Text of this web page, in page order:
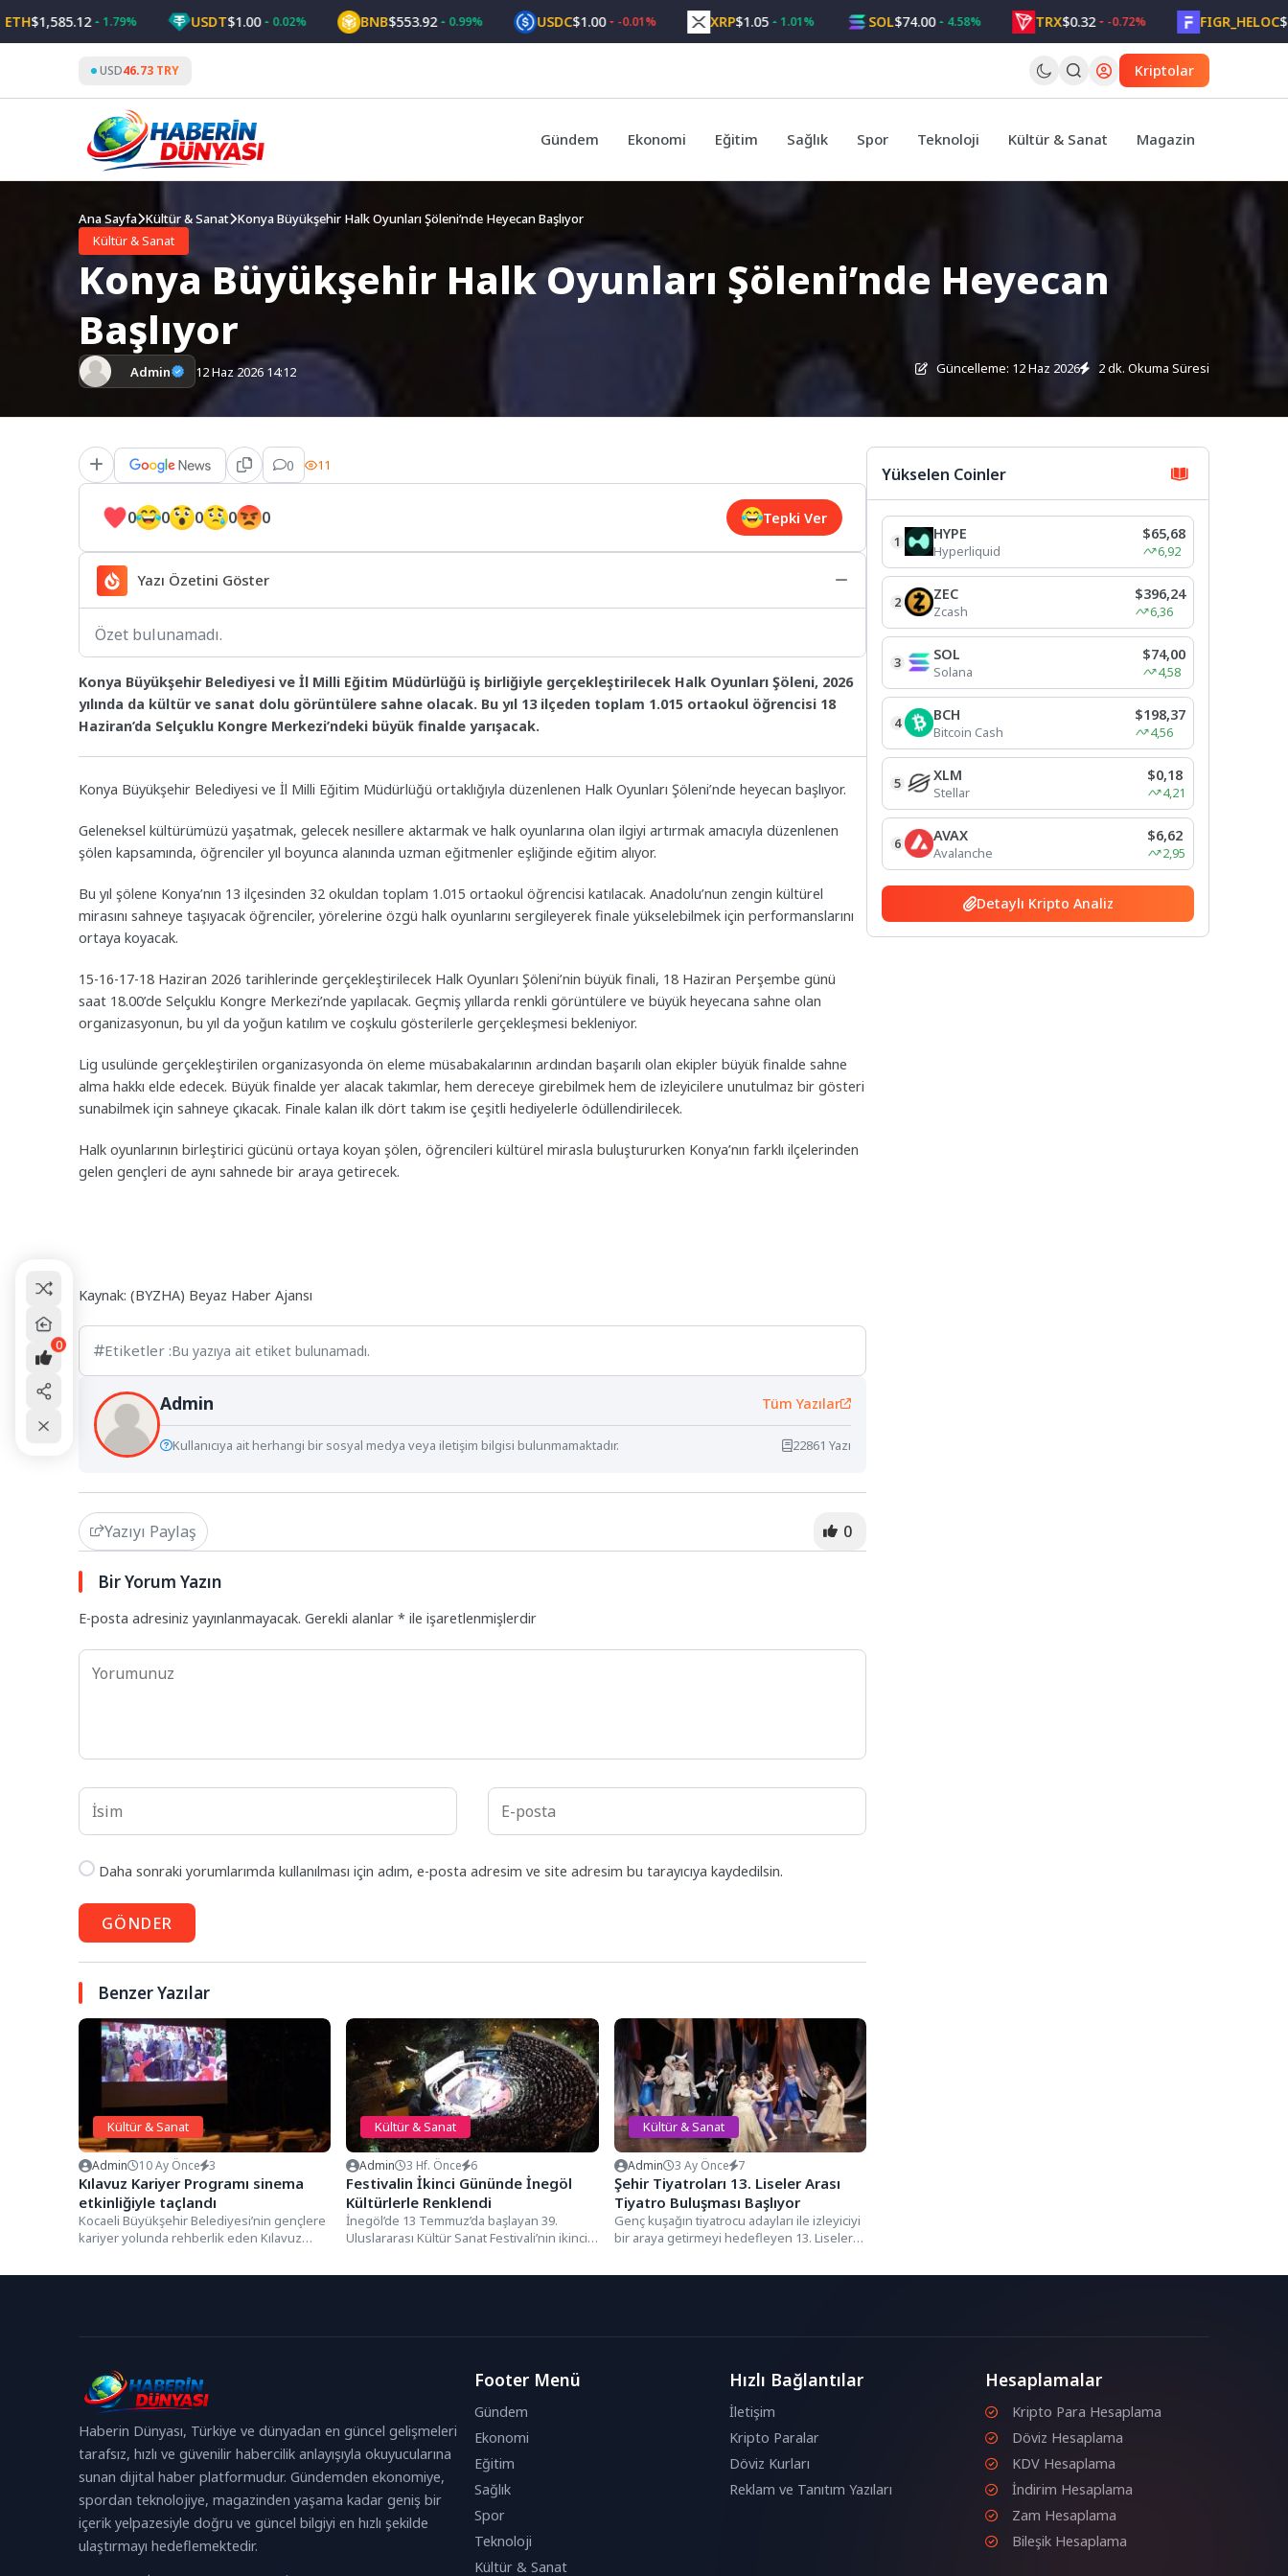
to
1.79% USDT$1.00 0.02% BNB$553.92 0.99% USDC$1.00 -0.01% XRP$1.05 1.01% SOL$74.00 4.58% TRX$0.32 -0.72% FIGR_HELOC$1.05
USD46.73 TRY Kriptolar
Gündem Ekonomi Eğitim Sağlık Spor Teknoloji Kültür & Sanat Magazin
Ana Sayfa Kültür & Sanat Konya Büyükşehir Halk Oyunları Şöleni’nde Heyecan Başlıyor
Kültür & Sanat
Konya Büyükşehir Halk Oyunları Şöleni’nde Heyecan
Başlıyor
Admin 12 Haz 2026 14:12 Güncelleme: 12 Haz 2026 2 dk. Okuma Süresi
0 11
0 0 0 0 0 Tepki Ver
Yazı Özetini Göster
Özet bulunamadı.
Konya Büyükşehir Belediyesi ve İl Milli Eğitim Müdürlüğü iş birliğiyle gerçekleştirilecek Halk Oyunları Şöleni, 2026
yılında da kültür ve sanat dolu görüntülere sahne olacak. Bu yıl 13 ilçeden toplam 1.015 ortaokul öğrencisi 18
Haziran’da Selçuklu Kongre Merkezi’ndeki büyük finalde yarışacak.
Konya Büyükşehir Belediyesi ve İl Milli Eğitim Müdürlüğü ortaklığıyla düzenlenen Halk Oyunları Şöleni’nde heyecan başlıyor.
Geleneksel kültürümüzü yaşatmak, gelecek nesillere aktarmak ve halk oyunlarına olan ilgiyi artırmak amacıyla düzenlenen
şölen kapsamında, öğrenciler yıl boyunca alanında uzman eğitmenler eşliğinde eğitim alıyor.
Bu yıl şölene Konya’nın 13 ilçesinden 32 okuldan toplam 1.015 ortaokul öğrencisi katılacak. Anadolu’nun zengin kültürel
mirasını sahneye taşıyacak öğrenciler, yörelerine özgü halk oyunlarını sergileyerek finale yükselebilmek için performanslarını
ortaya koyacak.
15-16-17-18 Haziran 2026 tarihlerinde gerçekleştirilecek Halk Oyunları Şöleni’nin büyük finali, 18 Haziran Perşembe günü
saat 18.00’de Selçuklu Kongre Merkezi’nde yapılacak. Geçmiş yıllarda renkli görüntülere ve büyük heyecana sahne olan
organizasyonun, bu yıl da yoğun katılım ve coşkulu gösterilerle gerçekleşmesi bekleniyor.
Lig usulünde gerçekleştirilen organizasyonda ön eleme müsabakalarının ardından başarılı olan ekipler büyük finalde sahne
alma hakkı elde edecek. Büyük finalde yer alacak takımlar, hem dereceye girebilmek hem de izleyicilere unutulmaz bir gösteri
sunabilmek için sahneye çıkacak. Finale kalan ilk dört takım ise çeşitli hediyelerle ödüllendirilecek.
Halk oyunlarının birleştirici gücünü ortaya koyan şölen, öğrencileri kültürel mirasla buluştururken Konya’nın farklı ilçelerinden
gelen gençleri de aynı sahnede bir araya getirecek.
Kaynak: (BYZHA) Beyaz Haber Ajansı
Etiketler :Bu yazıya ait etiket bulunamadı.
Admin Tüm Yazılar
Kullanıcıya ait herhangi bir sosyal medya veya iletişim bilgisi bulunmamaktadır. 22861 Yazı
Yazıyı Paylaş 0
Bir Yorum Yazın
E-posta adresiniz yayınlanmayacak. Gerekli alanlar * ile işaretlenmişlerdir
Daha sonraki yorumlarımda kullanılması için adım, e-posta adresim ve site adresim bu tarayıcıya kaydedilsin.
GÖNDER
Benzer Yazılar
Kültür & Sanat
Admin 10 Ay Önce 3
Kılavuz Kariyer Programı sinema
etkinliğiyle taçlandı
Kocaeli Büyükşehir Belediyesi’nin gençlere
kariyer yolunda rehberlik eden Kılavuz
Kültür & Sanat
Admin 3 Hf. Önce 6
Festivalin İkinci Gününde İnegöl
Kültürlerle Renklendi
İnegöl’de 13 Temmuz’da başlayan 39.
Uluslararası Kültür Sanat Festivali’nin ikinci
Kültür & Sanat
Admin 3 Ay Önce 7
Şehir Tiyatroları 13. Liseler Arası
Tiyatro Buluşması Başlıyor
Genç kuşağın tiyatrocu adayları ile izleyiciyi
bir araya getirmeyi hedefleyen 13. Liseler
Yükselen Coinler
1 HYPE
Hyperliquid
$65,68
6,92
2 ZEC
Zcash
$396,24
6,36
3 SOL
Solana
$74,00
4,58
4 BCH
Bitcoin Cash
$198,37
4,56
5 XLM
Stellar
$0,18
4,21
6 AVAX
Avalanche
$6,62
2,95
Detaylı Kripto Analiz
Haberin Dünyası, Türkiye ve dünyadan en güncel gelişmeleri
tarafsız, hızlı ve güvenilir habercilik anlayışıyla okuyucularına
sunan dijital haber platformudur. Gündemden ekonomiye,
spordan teknolojiye, magazinden yaşama kadar geniş bir
içerik yelpazesiyle doğru ve güncel bilgiyi en hızlı şekilde
ulaştırmayı hedeflemektedir.
Footer Menü
Gündem
Ekonomi
Eğitim
Sağlık
Spor
Teknoloji
Kültür & Sanat
Hızlı Bağlantılar
İletişim
Kripto Paralar
Döviz Kurları
Reklam ve Tanıtım Yazıları
Hesaplamalar
Kripto Para Hesaplama
Döviz Hesaplama
KDV Hesaplama
İndirim Hesaplama
Zam Hesaplama
Bileşik Hesaplama
0